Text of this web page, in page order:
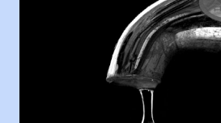
havuzunun kenarında 7 yaşında kara
duruyor. Havuzun içinde Adana
yüzücüleri. Erkekler çoğunlukta.
Sadece 4 kız çocuğu var. Nesrin,
kızından biri oluyor o gün…Giriyor